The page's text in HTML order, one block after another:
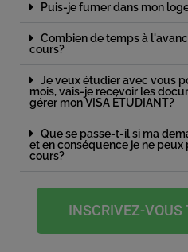
Puis-je fumer dans mon
Combien de temps à
cours?
Je veux étudier avec vous
mois, vais-je recevoir les
gérer mon VISA ÉTUDIANT?
Que se passe-t-il si ma
et en conséquence je ne
cours?
INSCRIVEZ-VOUS